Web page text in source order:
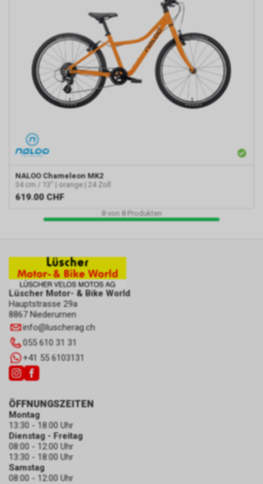
NALOO Chameleon MK2
34 cm / 13" | orange | 24 Zoll
619.00 CHF
8von 8Produkten
Lüscher Motor- & Bike World
Hauptstrasse 29a
8867 Niederurnen
info@luscherag.ch
055 610 31 31
+41 55 6103131
ÖFFNUNGSZEITEN
Montag
13:30 - 18:00 Uhr
Dienstag - Freitag
08:00 - 12:00 Uhr
13:30 - 18:00 Uhr
Samstag
08:00 - 12:00 Uhr